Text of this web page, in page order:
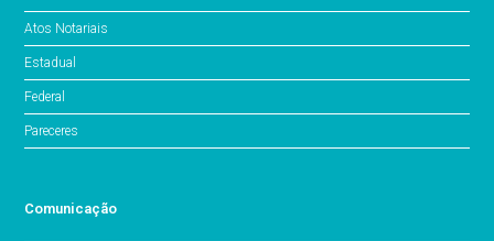
Atos Notariais
Estadual
Federal
Pareceres
Comunicação